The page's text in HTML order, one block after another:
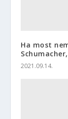
Ha most
2021.09.14.